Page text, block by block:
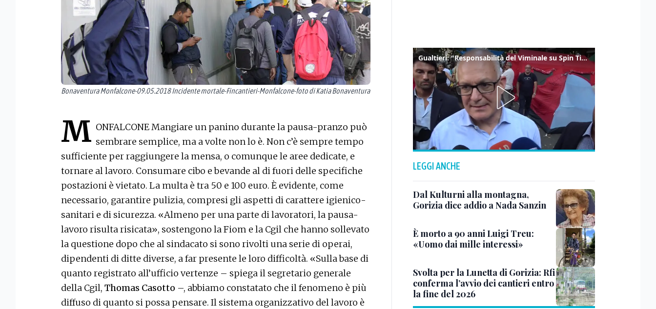
Bonaventura Monfalcone-09.05.2018 Incidente mortale-Fincantieri-Monfalcone-foto di Katia Bonaventura
M ONFALCONE Mangiare un panino durante la pausa-pranzo può
sembrare semplice, ma a volte non lo è. Non c’è sempre tempo
sufficiente per raggiungere la mensa, o comunque le aree dedicate, e
tornare al lavoro. Consumare cibo e bevande al di fuori delle specifiche
postazioni è vietato. La multa è tra 50 e 100 euro. È evidente, come
necessario, garantire pulizia, compresi gli aspetti di carattere igienico-
sanitari e di sicurezza. «Almeno per una parte di lavoratori, la pausa-
lavoro risulta risicata», sostengono la Fiom e la Cgil che hanno sollevato
la questione dopo che al sindacato si sono rivolti una serie di operai,
dipendenti di ditte diverse, a far presente le loro difficoltà. «Sulla base di
quanto registrato all’ufficio vertenze – spiega il segretario generale
della Cgil, Thomas Casotto –, abbiamo constatato che il fenomeno è più
diffuso di quanto si possa pensare. Il sistema organizzativo del lavoro è
Gualtieri: "Responsabilità del Viminale su Spin Time? La posizione dei partiti è nota"
LEGGI ANCHE
Dal Kulturni alla montagna,
Gorizia dice addio a Nada Sanzin
È morto a 90 anni Luigi Treu:
«Uomo dai mille interessi»
Svolta per la Lunetta di Gorizia: Rfi
conferma l’avvio dei cantieri entro
la fine del 2026